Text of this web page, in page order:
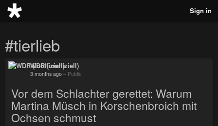
Sign in
#tierlieb
WDR (inoffiziell)
3 months ago – Public
Vor dem Schlachter gerettet: Warum
Martina Müsch in Korschenbroich mit
Ochsen schmust